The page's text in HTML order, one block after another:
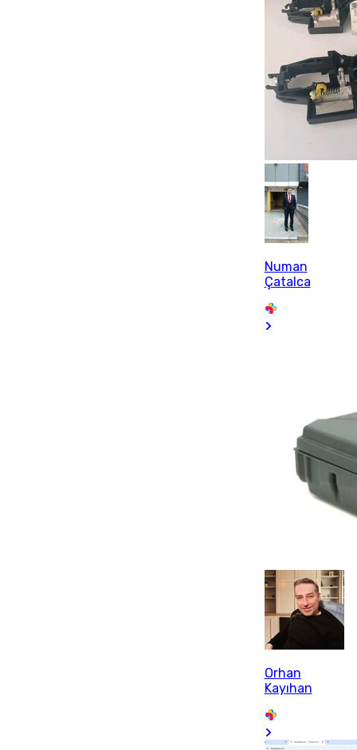
Numan
Çatalca
Orhan
Kayıhan